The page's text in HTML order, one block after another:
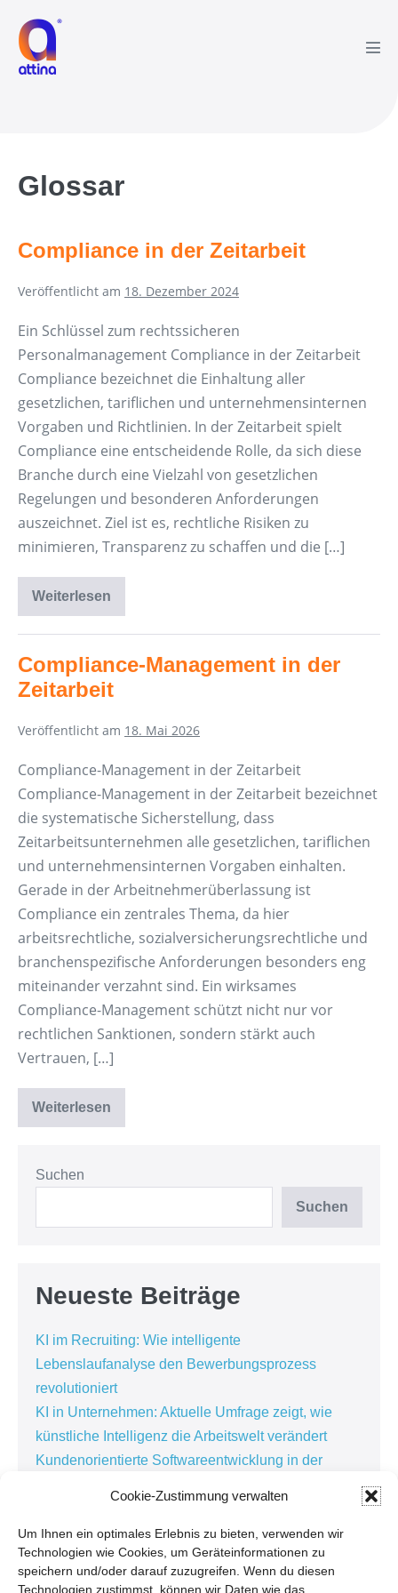
Cookie-Zustimmung verwalten
Um Ihnen ein optimales Erlebnis zu bieten, verwenden wir
Technologien wie Cookies, um Geräteinformationen zu
speichern und/oder darauf zuzugreifen. Wenn du diesen
Technologien zustimmst, können wir Daten wie das
Inhalt
springen
Glossar
Compliance in der Zeitarbeit
Veröffentlicht am 18. Dezember 2024
Ein Schlüssel zum rechtssicheren
Personalmanagement Compliance in der Zeitarbeit
Compliance bezeichnet die Einhaltung aller
gesetzlichen, tariflichen und unternehmensinternen
Vorgaben und Richtlinien. In der Zeitarbeit spielt
Compliance eine entscheidende Rolle, da sich diese
Branche durch eine Vielzahl von gesetzlichen
Regelungen und besonderen Anforderungen
auszeichnet. Ziel ist es, rechtliche Risiken zu
minimieren, Transparenz zu schaffen und die […]
Weiterlesen
Compliance
in
der
Compliance-Management in der
Zeitarbeit
Veröffentlicht am 18. Mai 2026
Compliance-Management in der Zeitarbeit
Compliance-Management in der Zeitarbeit bezeichnet
die systematische Sicherstellung, dass
Zeitarbeitsunternehmen alle gesetzlichen, tariflichen
und unternehmensinternen Vorgaben einhalten.
Gerade in der Arbeitnehmerüberlassung ist
Compliance ein zentrales Thema, da hier
arbeitsrechtliche, sozialversicherungsrechtliche und
branchenspezifische Anforderungen besonders eng
miteinander verzahnt sind. Ein wirksames
Compliance-Management schützt nicht nur vor
rechtlichen Sanktionen, sondern stärkt auch
Vertrauen, […]
WeiterlesenCompliance-
Management
Zeitarbeit
Suchen
Suchen
Neueste Beiträge
KI im Recruiting: Wie intelligente
Lebenslaufanalyse den Bewerbungsprozess
revolutioniert
KI in Unternehmen: Aktuelle Umfrage zeigt, wie
künstliche Intelligenz die Arbeitswelt verändert
Kundenorientierte Softwareentwicklung in der
Kundenbindung in der Personaldienstleistung:
Warum Zuhören der Schlüssel zur erfolgreichen
Digitalisierung ist